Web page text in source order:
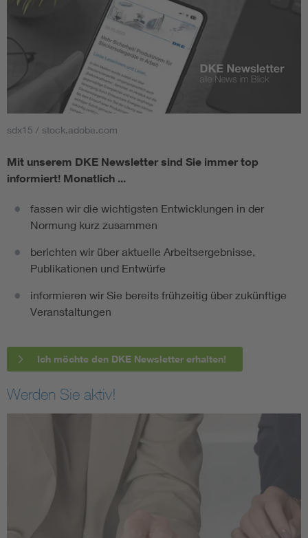
sdx15 / stock.adobe.com
Mit unserem DKE Newsletter sind Sie immer top
informiert! Monatlich ...
fassen wir die wichtigsten Entwicklungen in der
Normung kurz zusammen
berichten wir über aktuelle Arbeitsergebnisse,
Publikationen und Entwürfe
informieren wir Sie bereits frühzeitig über zukünftige
Veranstaltungen
Ich möchte den DKE Newsletter erhalten!
Werden Sie aktiv!